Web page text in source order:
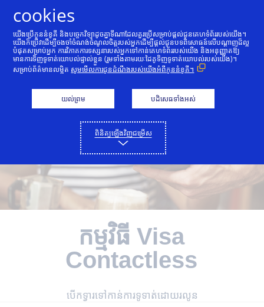
សម្រាប់អ្នកជំនួញ សម្រាប់ធនាគារចេញប័ណ្ណ និងម៉ាស៊ីនឆូ
កម្មវិធី Visa
Contactless
បើកទ្វារទៅកាន់ការទូទាត់ដោយរលូន
cookies
យើងប្រើកូននំខូគី និងបច្ចេកវិទ្យាដូចគ្នាទីណាដែលគួរប្រើសម្រាប់ផ្ដល់ជូនគេហទំព័ររបស់យើង។
យើងក៏ប្រើវាដើម្បីចងចាំចំណង់ចំណូលចិត្តរបស់អ្នកដើម្បីផ្ដល់ជូនបទពិសោធន៍លើបណ្តាញដ៏ល្អ
បំផុតសម្រាប់អ្នក ការវិភាគការទស្សនារបស់អ្នកទៅកាន់គេហទំព័ររបស់យើង និងអនុញ្ញាតឱ្យ
មានការទិញទូទាត់យោបល់ផ្ទាល់ខ្លួន (រួមទាំងតាមរយៈដៃគូទិញទូទាត់យោបល់របស់យើង)។
សម្រាប់ព័ត៌មានលម្អិត សូមមើលការជូនដំណឹងរបស់យើងអំពីកូននំខូគី។
យល់ព្រម បដិសេធទាំងអស់
ពិនិត្យឡើងវិញជម្រើស